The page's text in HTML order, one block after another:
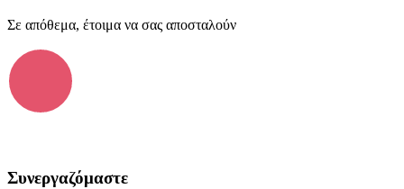
Σε απόθεμα, έτοιμα να σας αποσταλούν
Συνεργαζόμαστε